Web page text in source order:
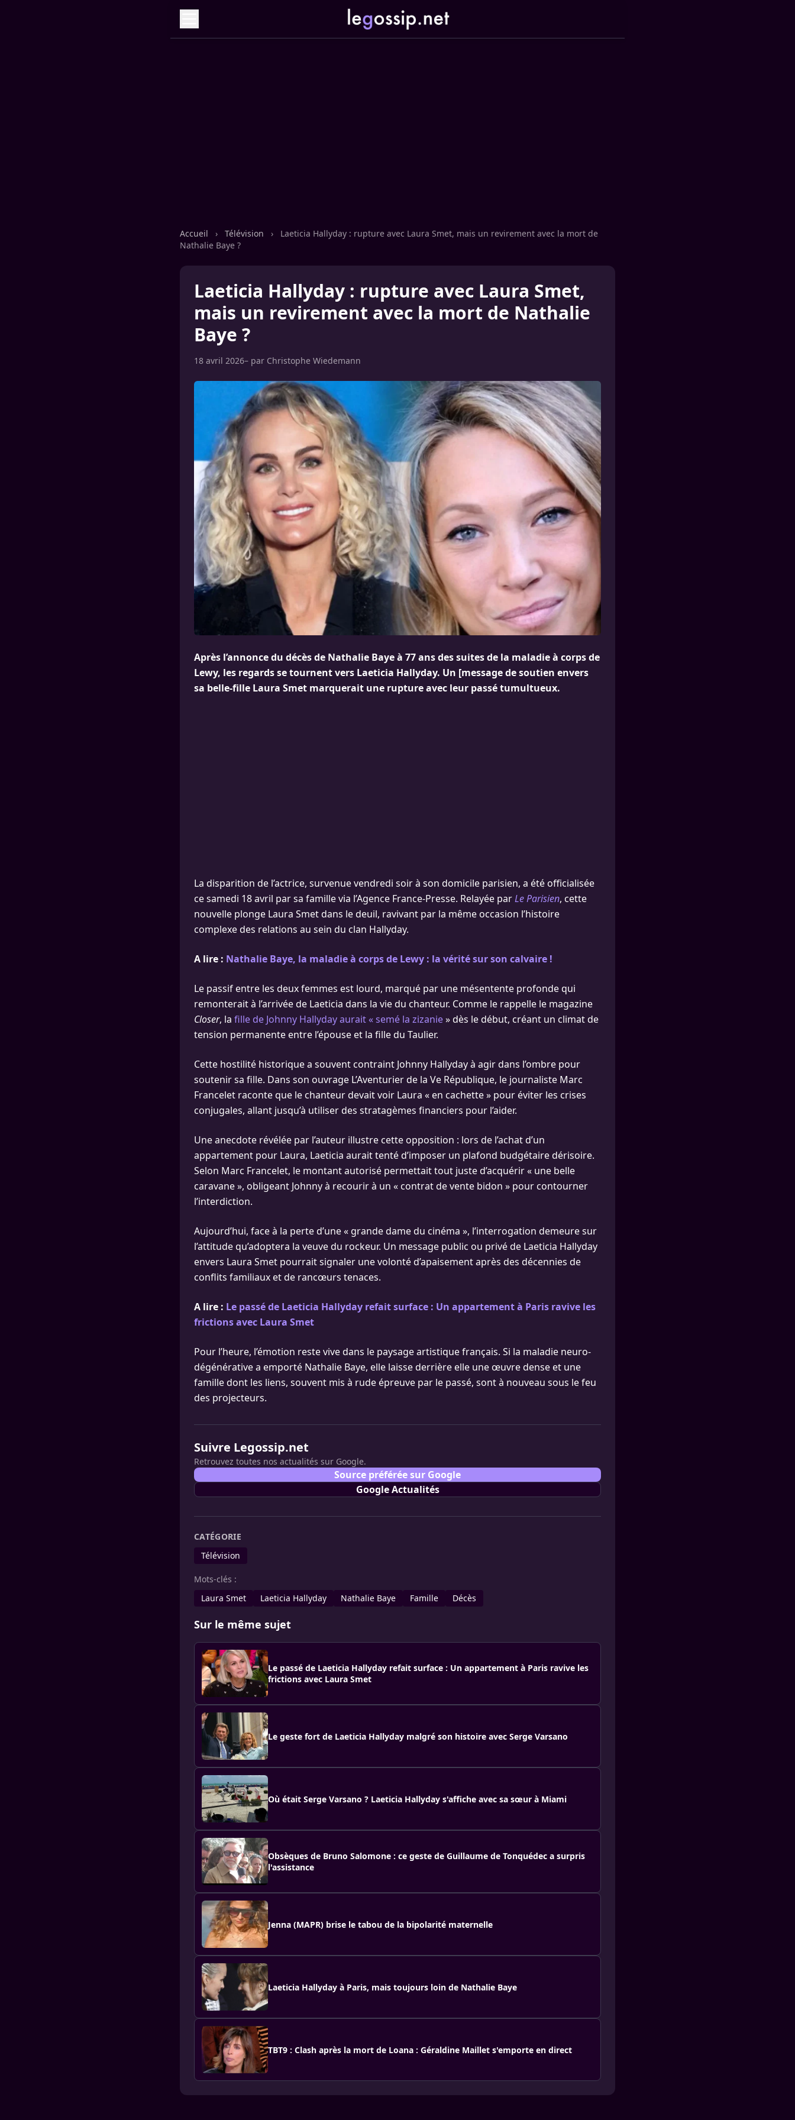
Accueil › Télévision ›
Laeticia Hallyday : rupture avec Laura Smet, mais un revirement avec la mort de
Nathalie Baye ?
Laeticia Hallyday : rupture avec Laura Smet,
mais un revirement avec la mort de Nathalie
Baye ?
18 avril 2026– par Christophe Wiedemann
Après l’annonce du décès de Nathalie Baye à 77 ans des suites de la maladie à corps de
Lewy, les regards se tournent vers Laeticia Hallyday. Un [message de soutien envers
sa belle-fille Laura Smet marquerait une rupture avec leur passé tumultueux.
La disparition de l’actrice, survenue vendredi soir à son domicile parisien, a été officialisée
ce samedi 18 avril par sa famille via l’Agence France-Presse. Relayée parLe Parisien, cette
nouvelle plonge Laura Smet dans le deuil, ravivant par la même occasion l’histoire
complexe des relations au sein du clan Hallyday.
A lire : Nathalie Baye, la maladie à corps de Lewy : la vérité sur son calvaire !
Le passif entre les deux femmes est lourd, marqué par une mésentente profonde qui
remonterait à l’arrivée de Laeticia dans la vie du chanteur. Comme le rappelle le magazine
Closer, la fille de Johnny Hallyday aurait « semé la zizanie» dès le début, créant un climat de
tension permanente entre l’épouse et la fille du Taulier.
Cette hostilité historique a souvent contraint Johnny Hallyday à agir dans l’ombre pour
soutenir sa fille. Dans son ouvrage L’Aventurier de la Ve République, le journaliste Marc
Francelet raconte que le chanteur devait voir Laura « en cachette » pour éviter les crises
conjugales, allant jusqu’à utiliser des stratagèmes financiers pour l’aider.
Une anecdote révélée par l’auteur illustre cette opposition : lors de l’achat d’un
appartement pour Laura, Laeticia aurait tenté d’imposer un plafond budgétaire dérisoire.
Selon Marc Francelet, le montant autorisé permettait tout juste d’acquérir « une belle
caravane », obligeant Johnny à recourir à un « contrat de vente bidon » pour contourner
l’interdiction.
Aujourd’hui, face à la perte d’une « grande dame du cinéma », l’interrogation demeure sur
l’attitude qu’adoptera la veuve du rockeur. Un message public ou privé de Laeticia Hallyday
envers Laura Smet pourrait signaler une volonté d’apaisement après des décennies de
conflits familiaux et de rancœurs tenaces.
A lire : Le passé de Laeticia Hallyday refait surface : Un appartement à Paris ravive les
frictions avec Laura Smet
Pour l’heure, l’émotion reste vive dans le paysage artistique français. Si la maladie neuro-
dégénérative a emporté Nathalie Baye, elle laisse derrière elle une œuvre dense et une
famille dont les liens, souvent mis à rude épreuve par le passé, sont à nouveau sous le feu
des projecteurs.
Suivre Legossip.net
Retrouvez toutes nos actualités sur Google.
Source préférée sur Google
Google Actualités
CATÉGORIE
Télévision
Mots-clés :
Laura Smet
Laeticia Hallyday Nathalie Baye Famille Décès
Sur le même sujet
Le passé de Laeticia Hallyday refait surface : Un appartement à Paris ravive les
frictions avec Laura Smet
Le geste fort de Laeticia Hallyday malgré son histoire avec Serge Varsano
Où était Serge Varsano ? Laeticia Hallyday s'affiche avec sa sœur à Miami
Obsèques de Bruno Salomone : ce geste de Guillaume de Tonquédec a surpris
l'assistance
Jenna (MAPR) brise le tabou de la bipolarité maternelle
Laeticia Hallyday à Paris, mais toujours loin de Nathalie Baye
TBT9 : Clash après la mort de Loana : Géraldine Maillet s'emporte en direct